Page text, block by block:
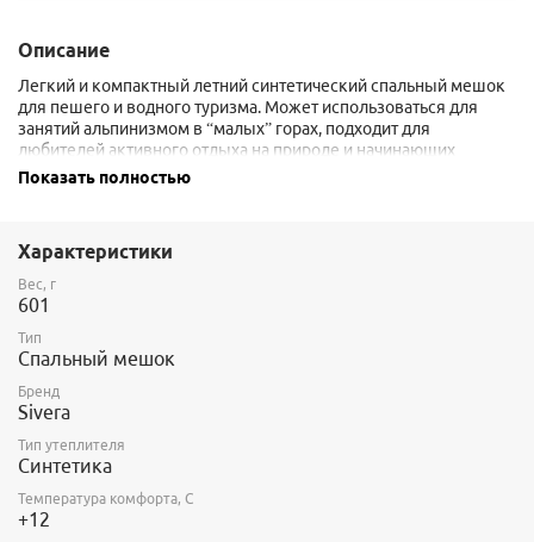
Описание
Легкий и компактный летний синтетический спальный мешок
для пешего и водного туризма. Может использоваться для
занятий альпинизмом в “малых” горах, подходит для
любителей активного отдыха на природе и начинающих
мультиспортсменов. В качестве утеплителя применен,
свойства на единицу веса.
Температурный режим указан в соответствии с тестом
EN13537.
В продаже: май 2017
200x78x51 - Цена: 6700 руб. Вес: 675 гр.
215x83x56 - Цена: 6900 руб. Вес: 756 гр.
230x88x61 - Цена: 7300 руб. Вес: 844 гр.
Показать полностью
Характеристики
Вес, г
601
Тип
Спальный мешок
Бренд
Sivera
Тип утеплителя
Синтетика
Температура комфорта, С
+12